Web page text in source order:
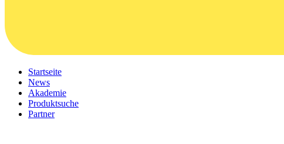
Startseite
News
Akademie
Produktsuche
Partner